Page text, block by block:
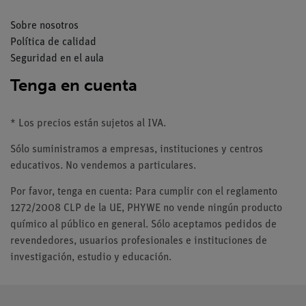
Sobre nosotros
Política de calidad
Seguridad en el aula
Tenga en cuenta
* Los precios están sujetos al IVA.
Sólo suministramos a empresas, instituciones y centros
educativos. No vendemos a particulares.
Por favor, tenga en cuenta: Para cumplir con el reglamento
1272/2008 CLP de la UE, PHYWE no vende ningún producto
químico al público en general. Sólo aceptamos pedidos de
revendedores, usuarios profesionales e instituciones de
investigación, estudio y educación.